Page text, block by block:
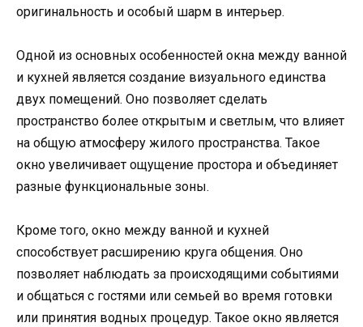
оригинальность и особый шарм в интерьер.
Одной из основных особенностей окна между ванной
и кухней является создание визуального единства
двух помещений. Оно позволяет сделать
пространство более открытым и светлым, что влияет
на общую атмосферу жилого пространства. Такое
окно увеличивает ощущение простора и объединяет
разные функциональные зоны.
Кроме того, окно между ванной и кухней
способствует расширению круга общения. Оно
позволяет наблюдать за происходящими событиями
и общаться с гостями или семьей во время готовки
или принятия водных процедур. Такое окно является